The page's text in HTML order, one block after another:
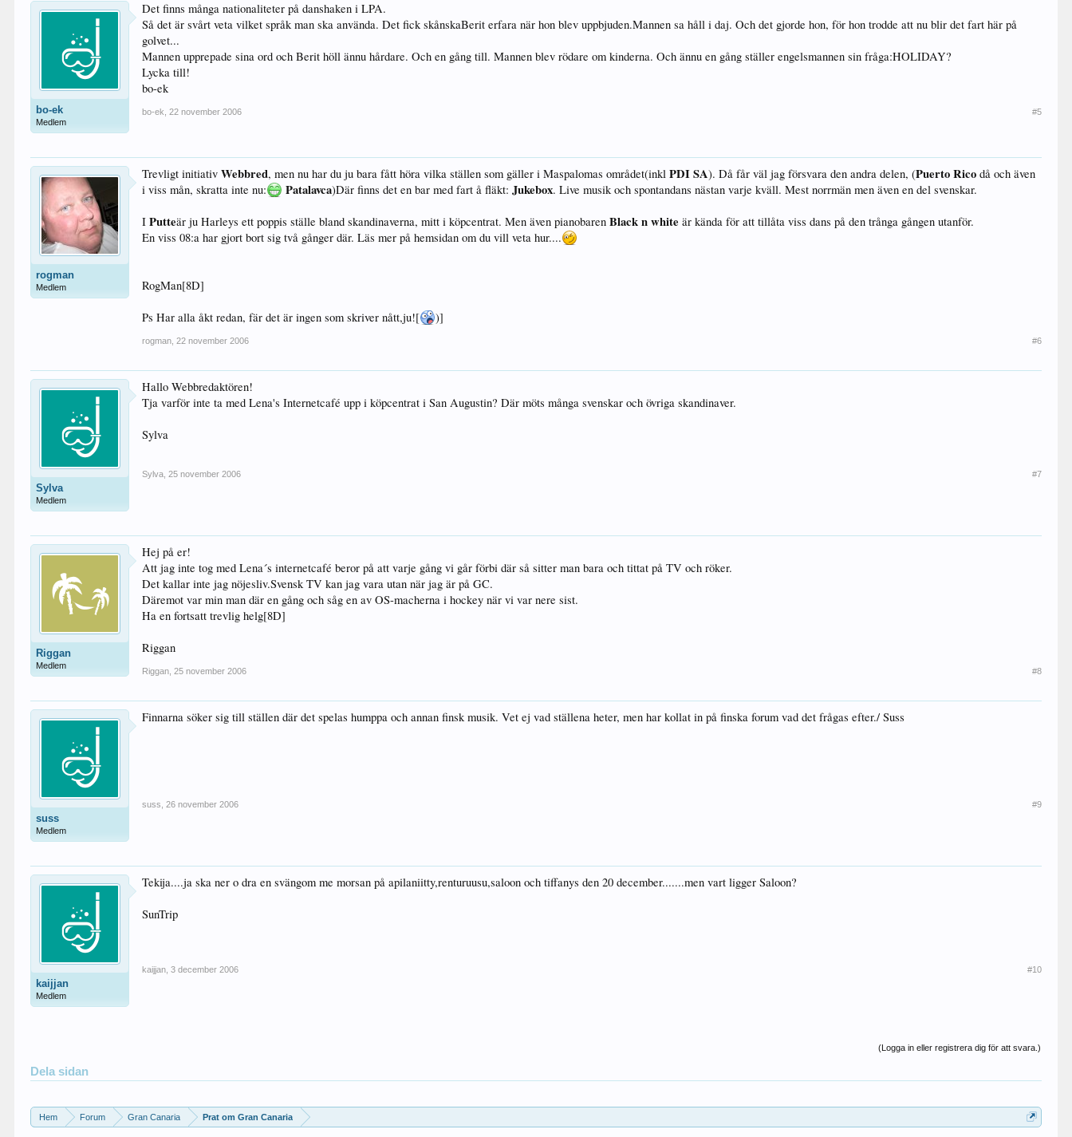
bo-ek
Medlem
Det finns många nationaliteter på danshaken i LPA.
Så det är svårt veta vilket språk man ska använda. Det fick skånskaBerit erfara när hon blev uppbjuden.Mannen sa håll i daj. Och det gjorde hon, för hon trodde att nu blir det fart här på
golvet...
Mannen upprepade sina ord och Berit höll ännu hårdare. Och en gång till. Mannen blev rödare om kinderna. Och ännu en gång ställer engelsmannen sin fråga:HOLIDAY?
Lycka till!
bo-ek
bo-ek 22 november 2006 #5
rogman
Medlem
Trevligt initiativWebbred, men nu har du ju bara fått höra vilka ställen som gäller i Maspalomas området(inklPDI SA). Då får väl jag försvara den andra delen, (Puerto Rico då och även
i viss mån, skratta inte nu:
Patalavca)Där finns det en bar med fart å fläkt: Jukebox. Live musik och spontandans nästan varje kväll. Mest norrmän men även en del svenskar.
IPutteär ju Harleys ett poppis ställe bland skandinaverna, mitt i köpcentrat. Men även pianobarenBlack n white är kända för att tillåta viss dans på den trånga gången utanför.
En viss 08:a har gjort bort sig två gånger där. Läs mer på hemsidan om du vill veta hur....
RogMan[8D]
Ps Har alla åkt redan, fär det är ingen som skriver nått,ju![ )]
rogman 22 november 2006 #6
Sylva
Medlem
Hallo Webbredaktören!
Tja varför inte ta med Lena's Internetcafé upp i köpcentrat i San Augustin? Där möts många svenskar och övriga skandinaver.
Sylva
Sylva 25 november 2006 #7
Riggan
Medlem
Hej på er!
Att jag inte tog med Lena´s internetcafé beror på att varje gång vi går förbi där så sitter man bara och tittat på TV och röker.
Det kallar inte jag nöjesliv.Svensk TV kan jag vara utan när jag är på GC.
Däremot var min man där en gång och såg en av OS-macherna i hockey när vi var nere sist.
Ha en fortsatt trevlig helg[8D]
Riggan
Riggan 25 november 2006 #8
suss
Medlem
Finnarna söker sig till ställen där det spelas humppa och annan finsk musik. Vet ej vad ställena heter, men har kollat in på finska forum vad det frågas efter./ Suss
suss 26 november 2006 #9
kaijjan
Medlem
Tekija....ja ska ner o dra en svängom me morsan på apilaniitty,renturuusu,saloon och tiffanys den 20 december.......men vart ligger Saloon?
SunTrip
kaijjan 3 december 2006 #10
(Logga in eller registrera dig för att svara.)
Dela sidan
Hem Forum Gran Canaria Prat om Gran Canaria